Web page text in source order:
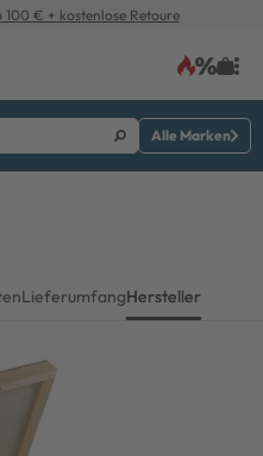
100 € + kostenlose Retoure
Alle Marken
LieferumfangHersteller